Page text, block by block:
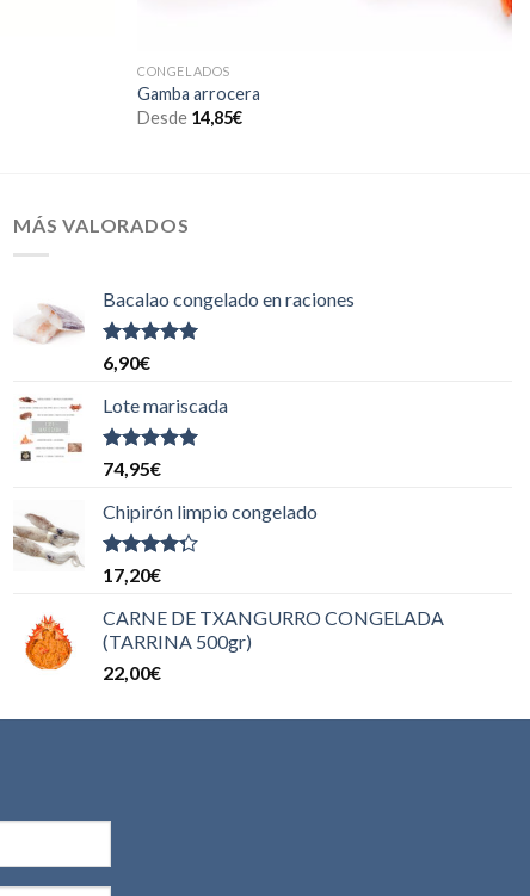
CONGELADOS
Gamba arrocera
Desde 14,85€
MÁS VALORADOS
Bacalao congelado en raciones
Valorado
con
5
6,90€
Lote mariscada
Valorado
con
5
74,95€
Chipirón limpio congelado
Valorado
con
de 5
17,20€
CARNE DE TXANGURRO CONGELADA
(TARRINA 500gr)
22,00€